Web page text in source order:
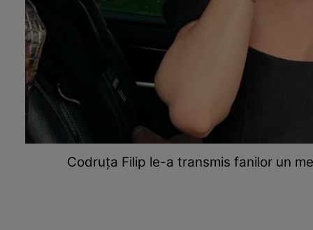
Codruța Filip le-a transmis fanilor un